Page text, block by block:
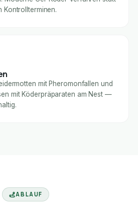
Kontrollterminen.
mit Pheromonfallen und
mit Köderpräparaten am Nest —
ABLAUF